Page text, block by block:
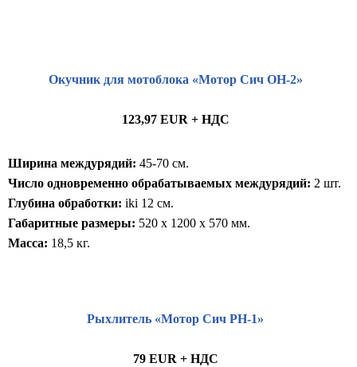
Окучник для мотоблока «Мотор Сич ОН-2»
123,97 EUR + НДС
Ширина междурядий: 45-70 см.
Число одновременно обрабатываемых междурядий: 2 шт.
Глубина обработки: iki 12 см.
Габаритные размеры: 520 x 1200 x 570 мм.
Масса: 18,5 кг.
Рыхлитель «Мотор Сич РН-1»
79 EUR + НДС